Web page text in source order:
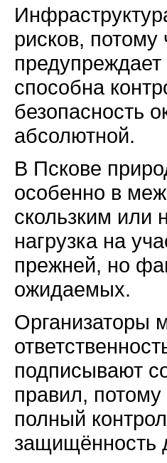
рисков, потому
способна
безопасность
абсолютной.
В Пскове
особенно в
скользким или
нагрузка на
прежней, но
ожидаемых.
Организаторы
подписывают
правил, потому
полный
защищённость